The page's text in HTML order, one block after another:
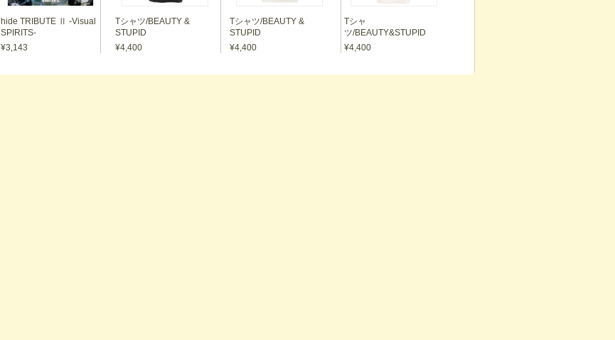
hide TRIBUTE Ⅱ -Visual
SPIRITS-
¥3,143
Tシャツ/BEAUTY &
STUPID
¥4,400
Tシャツ/BEAUTY &
STUPID
¥4,400
Tシャ
ツ/BEAUTY&STUPID
¥4,400